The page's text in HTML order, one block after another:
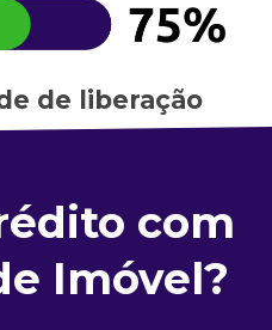
de liberação
com
Imóvel?